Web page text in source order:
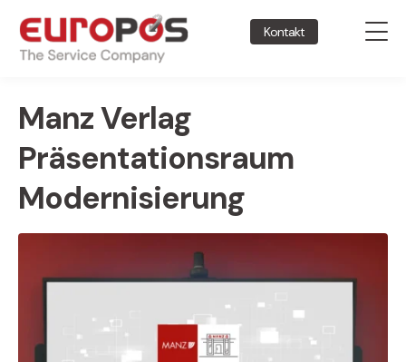
Kontakt
Manz Verlag
Präsentationsraum
Modernisierung